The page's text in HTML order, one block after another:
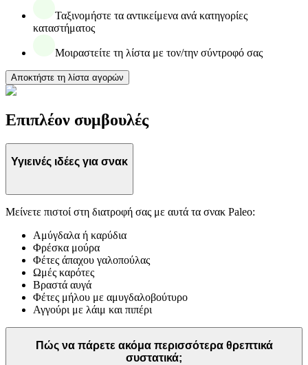
Ταξινομήστε τα αντικείμενα ανά κατηγορίες
καταστήματος
Μοιραστείτε τη λίστα με τον/την σύντροφό σας
Αποκτήστε τη λίστα αγορών
Επιπλέον συμβουλές
Υγιεινές ιδέες για σνακ
Μείνετε πιστοί στη διατροφή σας με αυτά τα σνακ Paleo:
Αμύγδαλα ή καρύδια
Φρέσκα μούρα
Φέτες άπαχου γαλοπούλας
Ωμές καρότες
Βραστά αυγά
Φέτες μήλου με αμυγδαλοβούτυρο
Αγγούρι με λάιμ και πιπέρι
Πώς να πάρετε ακόμα περισσότερα θρεπτικά
συστατικά;